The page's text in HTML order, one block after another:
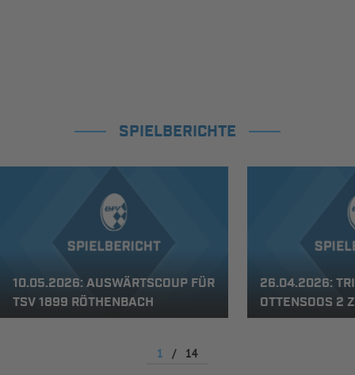
SPIELBERICHTE
10.05.2026: AUSWÄRTSCOUP FÜR
TSV 1899 RÖTHENBACH
26.04.2026:
TTENSOOS 2
1 / 14